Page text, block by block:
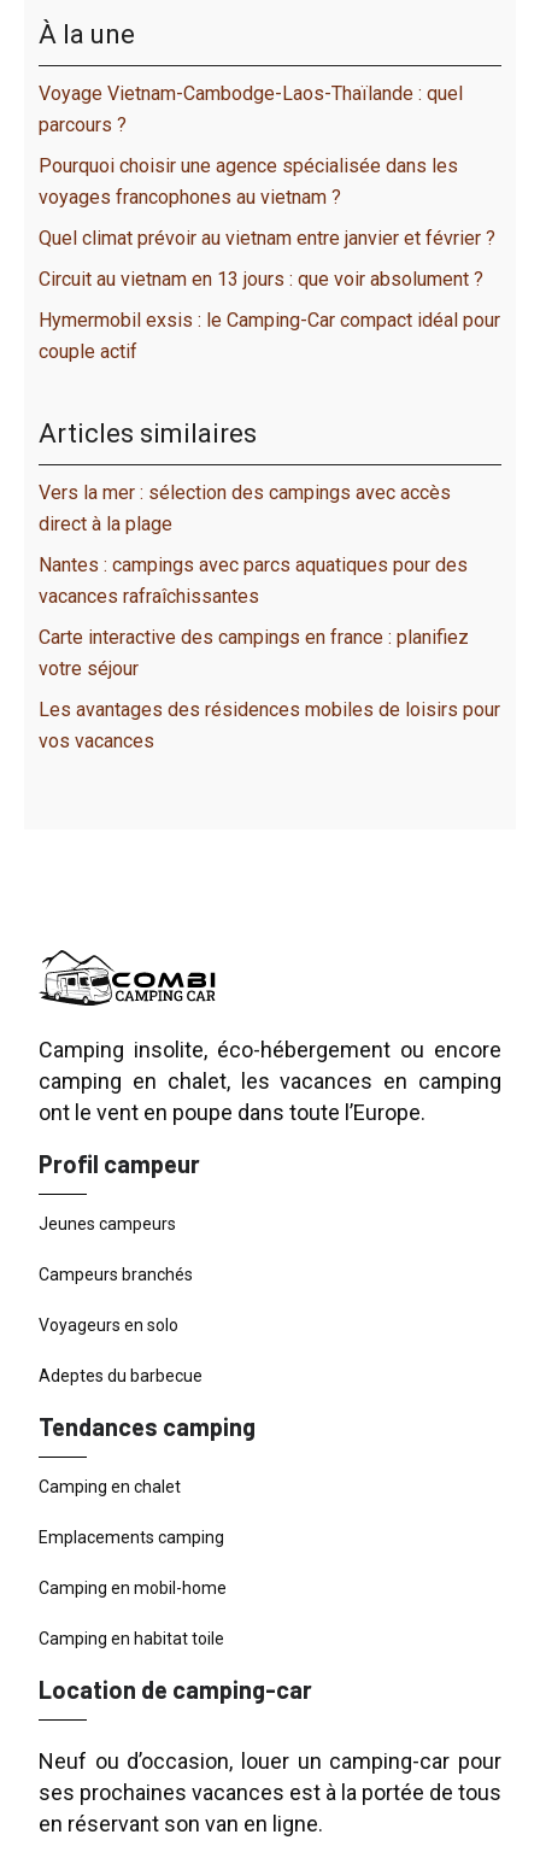
À la une
Voyage Vietnam-Cambodge-Laos-Thaïlande : quel
parcours ?
Pourquoi choisir une agence spécialisée dans les
voyages francophones au vietnam ?
Quel climat prévoir au vietnam entre janvier et février ?
Circuit au vietnam en 13 jours : que voir absolument ?
Hymermobil exsis : le Camping-Car compact idéal pour
couple actif
Articles similaires
Vers la mer : sélection des campings avec accès
direct à la plage
Nantes : campings avec parcs aquatiques pour des
vacances rafraîchissantes
Carte interactive des campings en france : planifiez
votre séjour
Les avantages des résidences mobiles de loisirs pour
vos vacances
Camping insolite, éco-hébergement ou encore
camping en chalet, les vacances en camping
ont le vent en poupe dans toute l’Europe.
Profil campeur
Jeunes campeurs
Campeurs branchés
Voyageurs en solo
Adeptes du barbecue
Tendances camping
Camping en chalet
Emplacements camping
Camping en mobil-home
Camping en habitat toile
Location de camping-car
Neuf ou d’occasion, louer un camping-car pour
ses prochaines vacances est à la portée de tous
en réservant son van en ligne.